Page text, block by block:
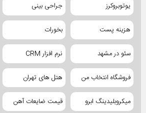
یوتوبروکرز جراحی بینی
هزینه پست بخورات
سئو در مشهد نرم افزار CRM
فروشگاه انتخاب من هتل های تهران
میکروبلیدینگ ابرو قیمت ضایعات آهن